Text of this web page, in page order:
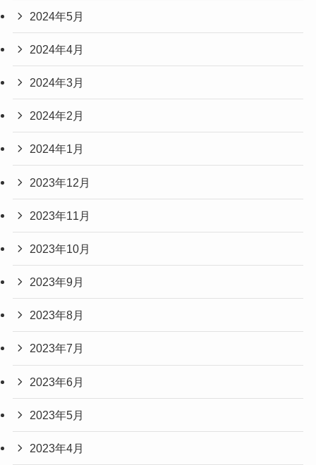
2024年5月
2024年4月
2024年3月
2024年2月
2024年1月
2023年12月
2023年11月
2023年10月
2023年9月
2023年8月
2023年7月
2023年6月
2023年5月
2023年4月